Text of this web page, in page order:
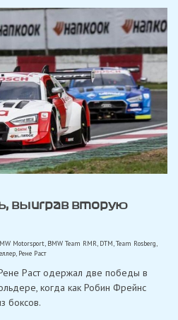
выиграв вторую
Motorsport, BMW Team RMR, DTM,Team Rosberg
, Рене Раст
Раст одержал две победы в
когда как Робин Фрейнс
боксов.